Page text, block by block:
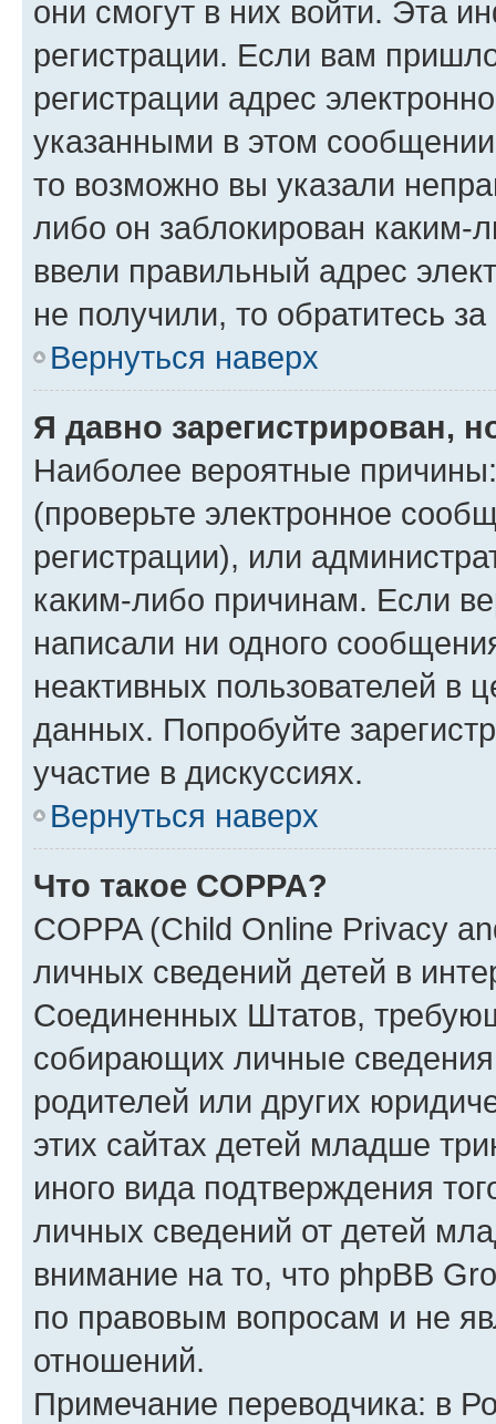
они смогут в них войти. Эта
регистрации. Если вам
регистрации адрес
указанными в этом
то возможно вы указали
либо он заблокирован
ввели правильный адрес
не получили, то обратитесь
Вернуться наверх
Я давно зарегистрирован,
Наиболее вероятные
(проверьте электронное
регистрации), или
каким-либо причинам. Если
написали ни одного
неактивных пользователей в
данных. Попробуйте
участие в дискуссиях.
Вернуться наверх
Что такое COPPA?
COPPA (Child Online Privacy
личных сведений детей в
Соединенных Штатов,
собирающих личные
родителей или других
этих сайтах детей младше
иного вида подтверждения
личных сведений от детей
внимание на то, что phpBB
по правовым вопросам и не
отношений.
Примечание переводчика: в